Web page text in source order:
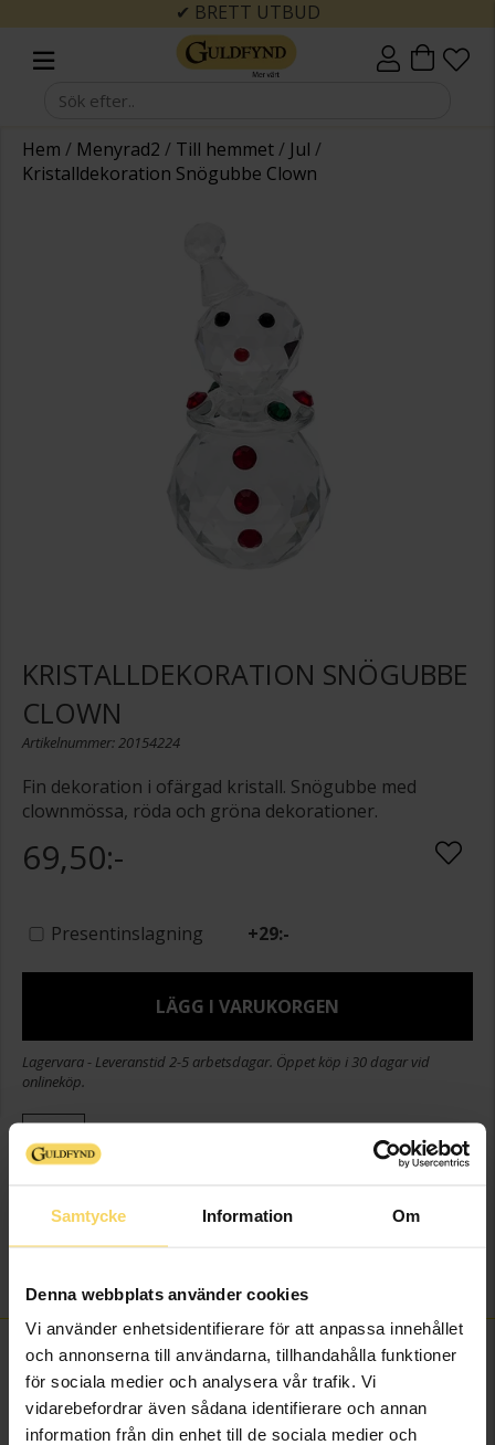
Samtycke Information Om
Denna webbplats använder cookies
Vi använder enhetsidentifierare för att anpassa innehållet
och annonserna till användarna, tillhandahålla funktioner
för sociala medier och analysera vår trafik. Vi
vidarebefordrar även sådana identifierare och annan
information från din enhet till de sociala medier och
✔ BRETT UTBUD
Hem / Menyrad2 / Till hemmet/ Jul /
Kristalldekoration Snögubbe Clown
KRISTALLDEKORATION SNÖGUBBE
CLOWN
Artikelnummer: 20154224
Fin dekoration i ofärgad kristall. Snögubbe med
clownmössa, röda och gröna dekorationer.
69,50:-
Presentinslagning +29:-
LÄGG I VARUKORGEN
Lagervara - Leveranstid 2-5 arbetsdagar. Öppet köp i 30 dagar vid
onlineköp.
Höjd ca (cm)
5
Varumärke
FINNS OCKSÅ SOM